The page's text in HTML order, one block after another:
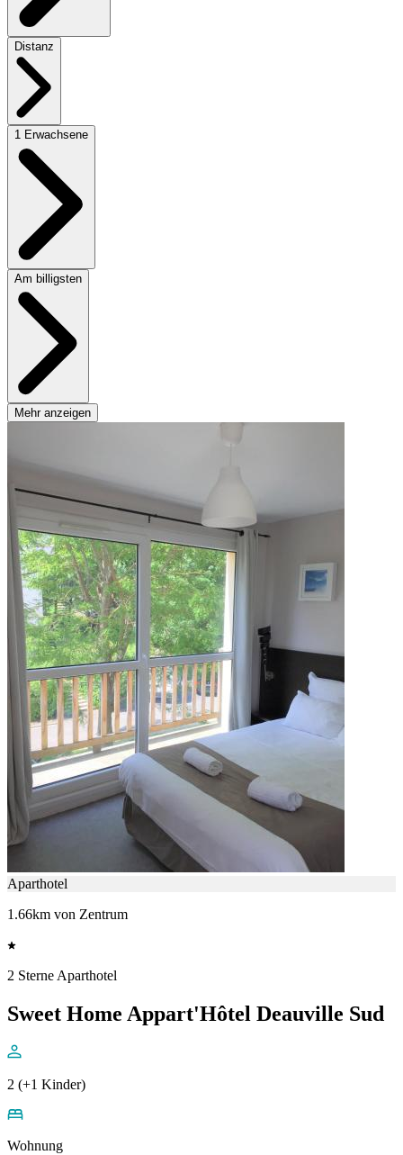
Distanz
1 Erwachsene
Am billigsten
Mehr anzeigen
Aparthotel
1.66km von Zentrum
2 Sterne Aparthotel
Sweet Home Appart'Hôtel Deauville Sud
2 (+1 Kinder)
Wohnung